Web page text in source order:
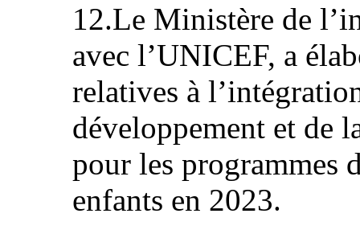
12.Le Ministère de
avec l’UNICEF, a
relatives à
développement et de
pour les programmes
enfants en 2023.